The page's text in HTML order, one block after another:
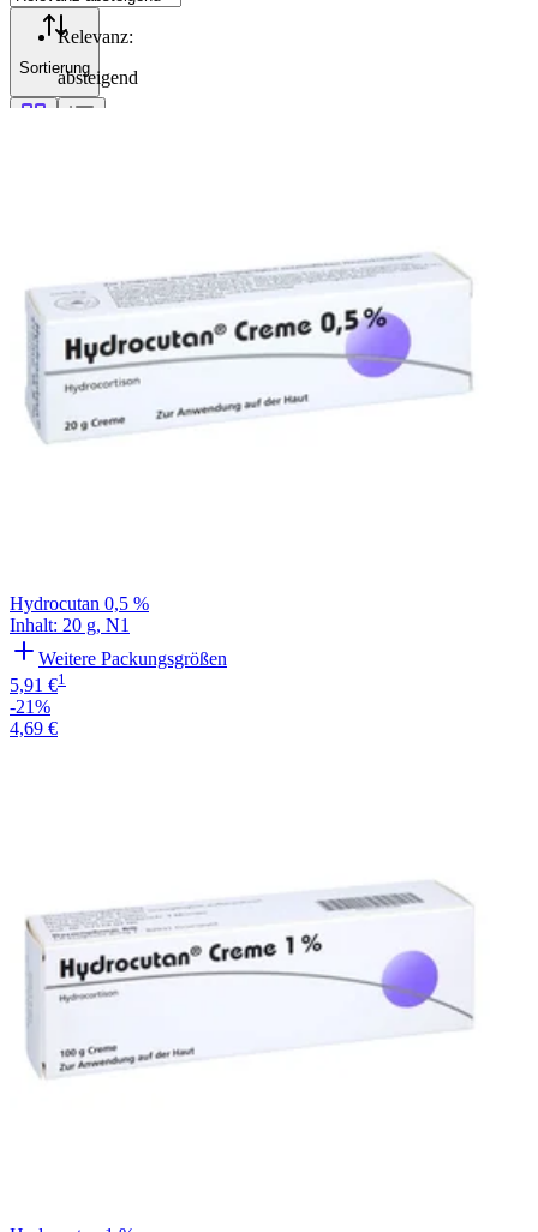
Sortierung
Relevanz:
absteigend
Hydrocutan 0,5 %
Inhalt: 20 g, N1
Weitere Packungsgrößen
5,91 €1
-21%
4,69 €